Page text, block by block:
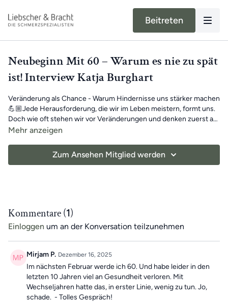
Beitreten
Neubeginn Mit 60 – Warum es nie zu spät
ist! Interview Katja Burghart
Veränderung als Chance - Warum Hindernisse uns stärker machen
💪🏼Jede Herausforderung, die wir im Leben meistern, formt uns.
Doch wie oft stehen wir vor Veränderungen und denken zuerst an
die Probleme statt an die Möglichkeiten? Was, wenn gerade die
Stärke geben? Und wie gelingt es, trotz Rückschlägen den
eigenen Weg weiterzugehen? 🤯 Wie Katja Burkard das älter
nebenbei.
Mehr anzeigen
Zum Ansehen Mitglied werden
Kommentare (1)
Einloggen um an der Konversation teilzunehmen
Mirjam P. Dezember 16, 2025
Im nächsten Februar werde ich 60. Und habe leider in den
letzten 10 Jahren viel an Gesundheit verloren. Mit
Wechseljahren hatte das, in erster Linie, wenig zu tun. Jo,
schade. - Tolles Gespräch!